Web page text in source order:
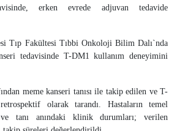
erken evrede adjuvan tedavide
Tıp Fakültesi Tıbbi Onkoloji Bilim Dalı`nda
tedavisinde T-DM1 kullanım deneyimini
meme kanseri tanısı ile takip edilen ve T-
olarak tarandı. Hastaların temel
tanı anındaki klinik durumları; verilen